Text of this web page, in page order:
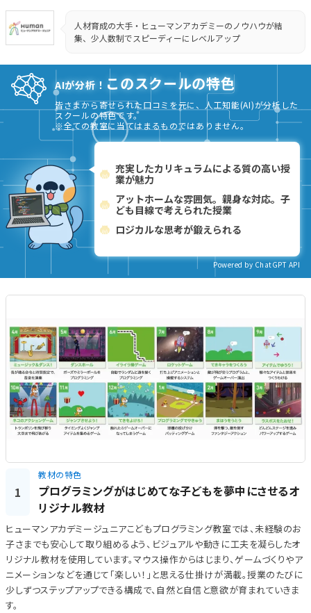
人材育成の大手・ヒューマンアカデミーのノウハウが結
集、少人数制でスピーディーにレベルアップ
AIが分析！ このスクールの特色
皆さまから寄せられた口コミを元に、人工知能(AI)が分析した
スクールの特色です。
※全ての教室に当てはまるものではありません。
充実したカリキュラムによる質の高い授
業が魅力
アットホームな雰囲気。親身な対応。子
ども目線で考えられた授業
ロジカルな思考が鍛えられる
Powered by ChatGPT API
1
教材の特色
プログラミングがはじめてな子どもを夢中にさせるオ
リジナル教材
ヒューマンアカデミージュニアこどもプログラミング教室では、未経験のお
子さまでも安心して取り組めるよう、ビジュアルや動きに工夫を凝らしたオ
リジナル教材を使用しています。マウス操作からはじまり、ゲームづくりやア
ニメーションなどを通じて「楽しい！」と思える仕掛けが満載。授業のたびに
少しずつステップアップできる構成で、自然と自信と意欲が育まれていきま
す。